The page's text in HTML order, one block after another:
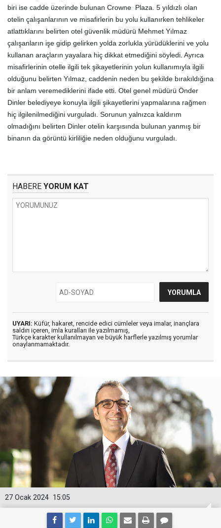
biri ise cadde üzerinde bulunan Crowne Plaza. 5 yıldızlı olan
otelin çalışanlarının ve misafirlerin bu yolu kullanırken tehlikeler
atlattıklarını belirten otel güvenlik müdürü Mehmet Yılmaz
çalışanların işe gidip gelirken yolda zorlukla yürüdüklerini ve yolu
kullanan araçların yayalara hiç dikkat etmediğini söyledi. Ayrıca
misafirlerinin otelle ilgili tek şikayetlerinin yolun kullanımıyla ilgili
olduğunu belirten Yılmaz, caddenin neden bu şekilde bırakıldığına
bir anlam veremediklerini ifade etti. Otel genel müdürü Önder
Dinler belediyeye konuyla ilgili şikayetlerini yapmalarına rağmen
hiç ilgilenilmediğini vurguladı. Sorunun yalnızca kaldırım
olmadığını belirten Dinler otelin karşısında bulunan yanmış bir
binanın da görüntü kirliliğie neden olduğunu vurguladı.
HABERE YORUM KAT
UYARI: Küfür, hakaret, rencide edici cümleler veya imalar, inançlara
saldırı içeren, imla kuralları ile yazılmamış,
Türkçe karakter kullanılmayan ve büyük harflerle yazılmış yorumlar
onaylanmamaktadır.
15:05
27 Ocak 2024